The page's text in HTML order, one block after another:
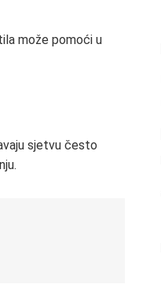
može pomoći u
sjetvu često